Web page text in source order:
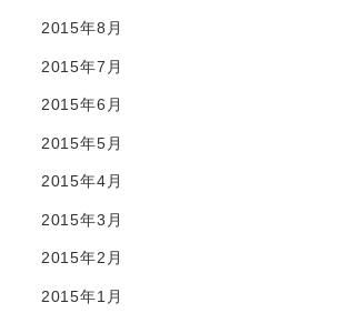
2015年8月
2015年7月
2015年6月
2015年5月
2015年4月
2015年3月
2015年2月
2015年1月